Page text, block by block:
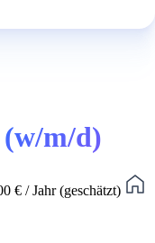
m/d)
€ / Jahr (geschätzt)